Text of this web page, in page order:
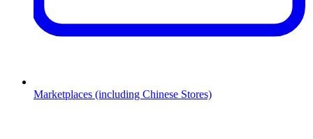
Marketplaces (including Chinese Stores)